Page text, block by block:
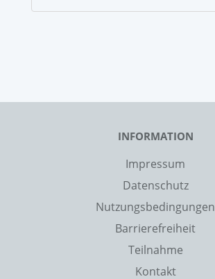
INFORMATION
Impressum
Datenschutz
Nutzungsbedingungen
Barrierefreiheit
Teilnahme
Kontakt